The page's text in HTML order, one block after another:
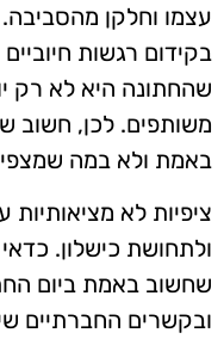
עצמו וחלקן מהסביבה.
בקידום רגשות
שהחתונה היא לא רק
משותפים. לכן, חשוב
באמת ולא במה
ציפיות לא מציאותיות
ולתחושת כישלון.
שחשוב באמת ביום
ובקשרים החברתיים